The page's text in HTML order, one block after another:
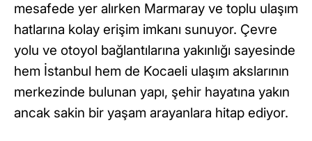
mesafede yer alırken Marmaray ve toplu ulaşım
hatlarına kolay erişim imkanı sunuyor. Çevre
yolu ve otoyol bağlantılarına yakınlığı sayesinde
hem İstanbul hem de Kocaeli ulaşım akslarının
merkezinde bulunan yapı, şehir hayatına yakın
ancak sakin bir yaşam arayanlara hitap ediyor.